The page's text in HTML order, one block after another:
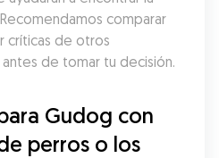
comparar
críticas de otros
de tomar tu decisión.
Gudog con
perros o los